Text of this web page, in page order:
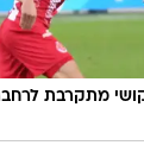
מתקרבת